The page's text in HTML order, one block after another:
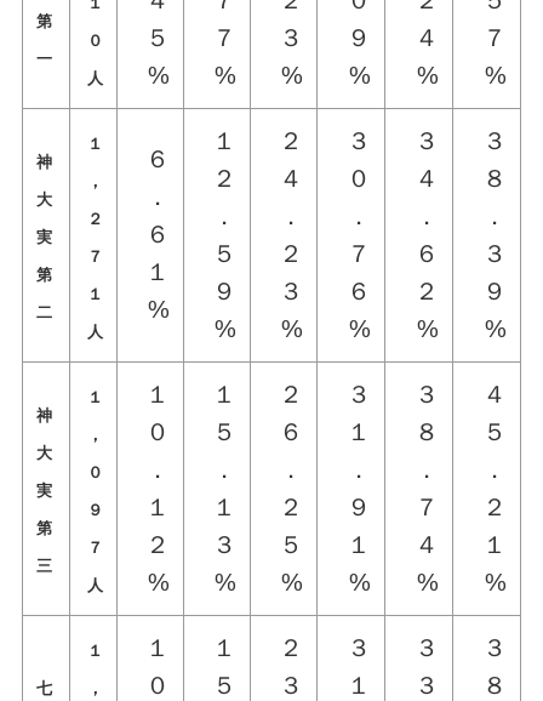
第
一
０
人
５
%
７
%
３
%
９
%
４
%
７
%
神
大
実
第
二
１
，
２
７
１
人
６
．
６
１
%
１
２
．
５
９
%
２
４
．
２
３
%
３
０
．
７
６
%
３
４
．
６
２
%
３
８
．
３
９
%
神
大
実
第
三
１
，
０
９
７
人
１
０
．
１
２
%
１
５
．
１
３
%
２
６
．
２
５
%
３
１
．
９
１
%
３
８
．
７
４
%
４
５
．
２
１
%
七
１
，
１
０
１
５
２
３
３
１
３
３
３
８